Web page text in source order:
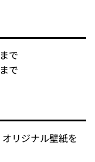
で
で
リジナル壁紙を